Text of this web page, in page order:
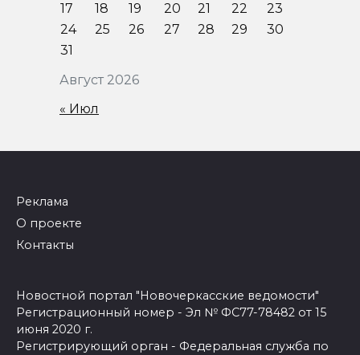
Август 2026
17
18 19 20 21 22
23
24
25 26 27 28 29
30
31
« Июл
Реклама
О проекте
Контакты
Новостной портал "Новочеркасские ведомости"
Регистрационный номер - Эл № ФС77-78482 от 15
июня 2020 г.
Регистрирующий орган - Федеральная служба по